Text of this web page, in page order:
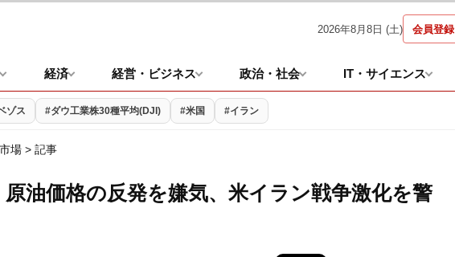
2026年8月8日 (土) 会員登録
経済 経営・ビジネス 政治・社会 IT・サイエンス
ゾス #ダウ工業株30種平均(DJI) #米国 #イラン
場 > 記事
原油価格の反発を嫌気、米イラン戦争激化を警